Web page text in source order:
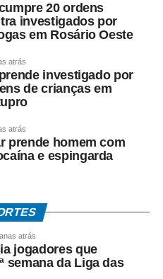
e aprendizado às
contribuindo para que
com novas
municípios é
que aproximem o
produtivas e de
para a reinserção social
Governo do Estado permite
tanto às necessidades
de ressocialização.
o secretário Valter
discutirmos projetos
20 ordens
investigados por
em Rosário Oeste
atrás
investigado por
de crianças em
atrás
prende homem com
e espingarda
atrás
jogadores que
semana da Liga das